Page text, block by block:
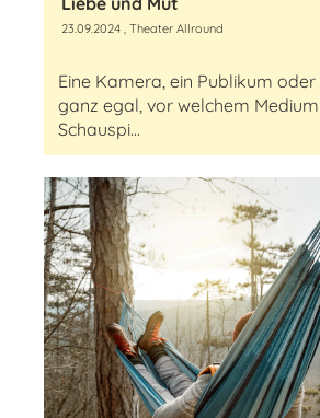
23.09.2024 , Theater Allround
Eine Kamera, ein Publikum oder
ganz egal, vor welchem
Schauspi...